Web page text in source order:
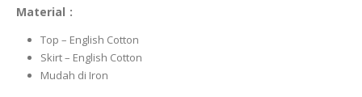
Material :
Top – English Cotton
Skirt – English Cotton
Mudah di Iron